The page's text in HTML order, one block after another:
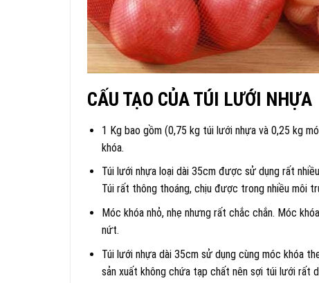
CẤU TẠO CỦA TÚI LƯỚI NHỰA
1 Kg bao gồm (0,75 kg túi lưới nhựa và 0,25 kg
khóa.
Túi lưới nhựa loại dài 35cm được sử dụng rất
Túi rất thông thoáng, chịu được trong nhiều môi
Móc khóa nhỏ, nhẹ nhưng rất chắc chắn. Móc
nứt.
Túi lưới nhựa dài 35cm sử dụng cùng móc khóa
sản xuất không chứa tạp chất nên sợi túi lưới rất